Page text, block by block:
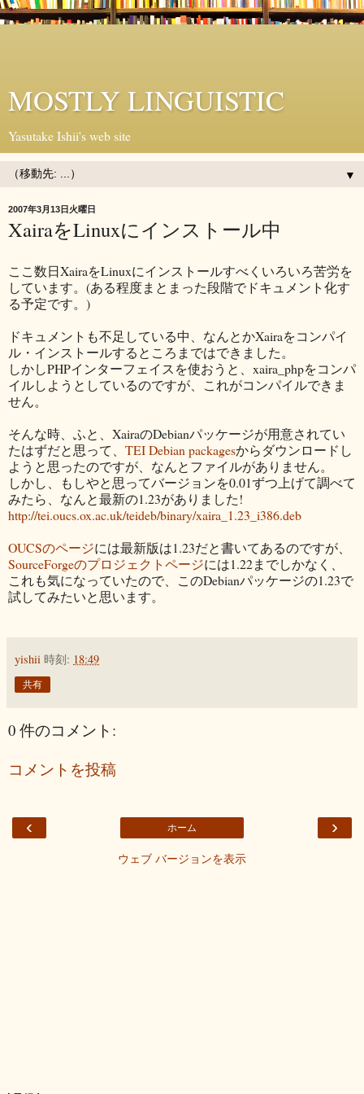
MOSTLY LINGUISTIC
Yasutake Ishii's web site
▼
2007年3月13日火曜日
XairaをLinuxにインストール中
ここ数日XairaをLinuxにインストールすべくいろいろ苦労を
しています。(ある程度まとまった段階でドキュメント化す
る予定です。)
ドキュメントも不足している中、なんとかXairaをコンパイ
ル・インストールするところまではできました。
しかしPHPインターフェイスを使おうと、xaira_phpをコンパ
イルしようとしているのですが、これがコンパイルできま
せん。
そんな時、ふと、XairaのDebianパッケージが用意されてい
たはずだと思って、 TEI Debian packagesからダウンロードし
ようと思ったのですが、なんとファイルがありません。
しかし、もしやと思ってバージョンを0.01ずつ上げて調べて
みたら、なんと最新の1.23がありました!
http://tei.oucs.ox.ac.uk/teideb/binary/xaira_1.23_i386.deb
OUCSのページには最新版は1.23だと書いてあるのですが、
SourceForgeのプロジェクトページには1.22までしかなく、
これも気になっていたので、このDebianパッケージの1.23で
試してみたいと思います。
yishii 時刻: 18:49
共有
0 件のコメント:
コメントを投稿
‹ ›
ホーム
ウェブ バージョンを表示